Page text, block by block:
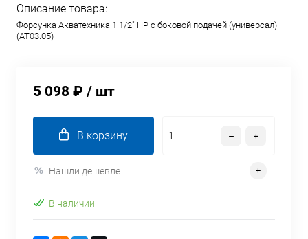
Описание товара:
Форсунка Акватехника 1 1/2" НР с боковой подачей (универсал)
(AT03.05)
5 098 ₽ / шт
В корзину
Нашли дешевле
В наличии